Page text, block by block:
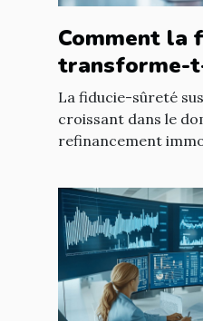
Comment la
transforme-
?
La fiducie-sûreté
croissant dans le
refinancement